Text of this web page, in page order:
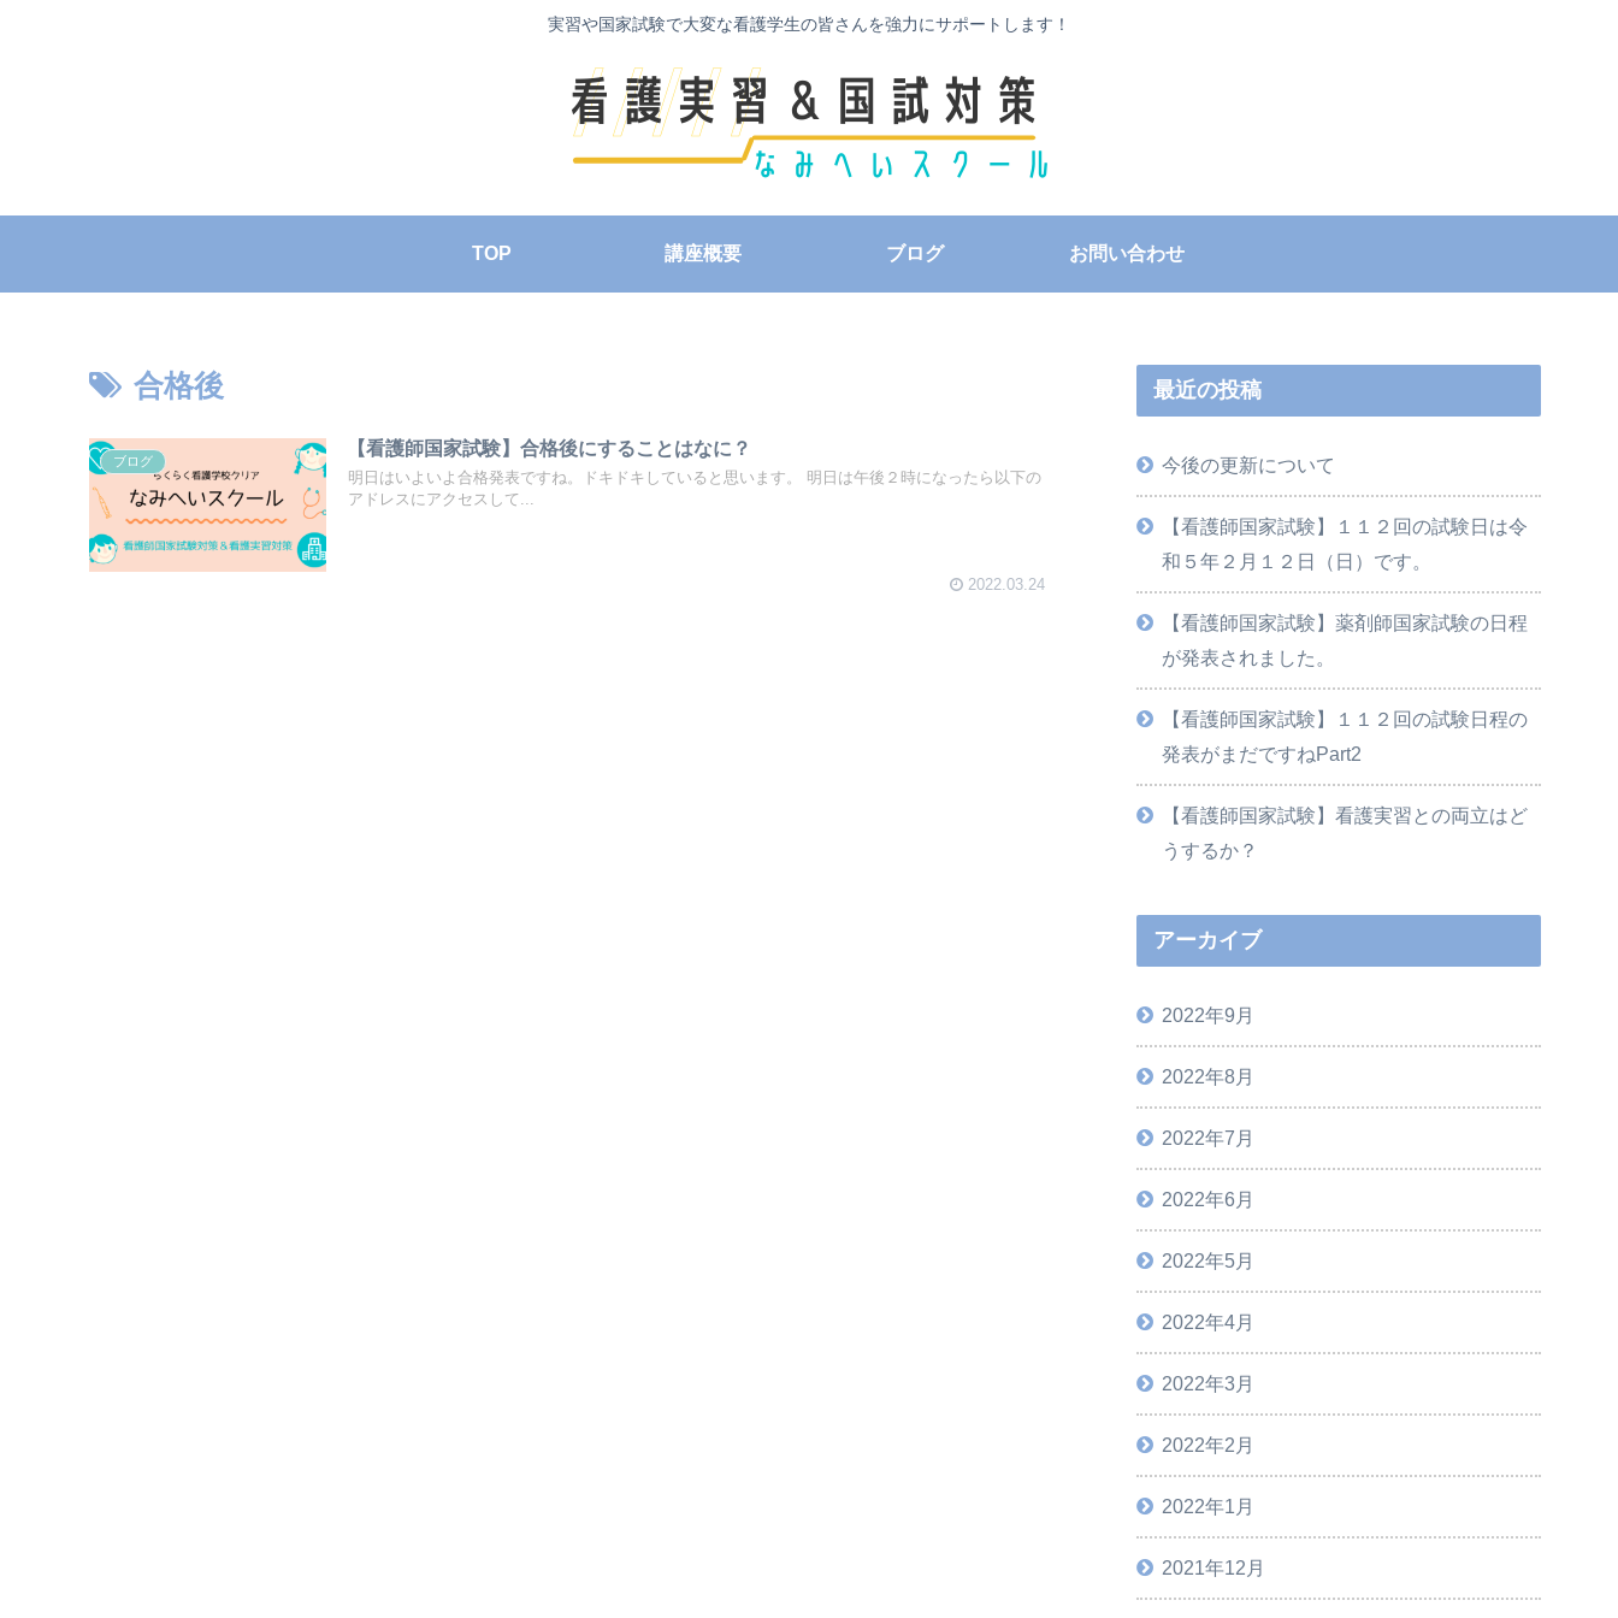
実習や国家試験で大変な看護学生の皆さんを強力にサポートします！
TOP 講座概要 ブログ お問い合わせ
合格後
ブログ
【看護師国家試験】合格後にすることはなに？
明日はいよいよ合格発表ですね。ドキドキしていると思います。 明日は午後２時になったら以下の
アドレスにアクセスして...
2022.03.24
最近の投稿
今後の更新について
【看護師国家試験】１１２回の試験日は令
和５年２月１２日（日）です。
【看護師国家試験】薬剤師国家試験の日程
が発表されました。
【看護師国家試験】１１２回の試験日程の
発表がまだですねPart2
【看護師国家試験】看護実習との両立はど
うするか？
アーカイブ
2022年9月
2022年8月
2022年7月
2022年6月
2022年5月
2022年4月
2022年3月
2022年2月
2022年1月
2021年12月